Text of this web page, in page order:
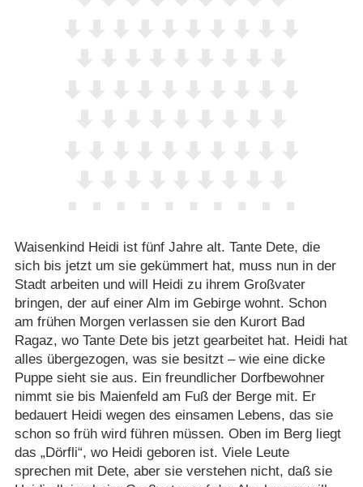
Waisenkind Heidi ist fünf Jahre alt. Tante Dete, die
sich bis jetzt um sie gekümmert hat, muss nun in der
Stadt arbeiten und will Heidi zu ihrem Großvater
bringen, der auf einer Alm im Gebirge wohnt. Schon
am frühen Morgen verlassen sie den Kurort Bad
Ragaz, wo Tante Dete bis jetzt gearbeitet hat. Heidi hat
alles übergezogen, was sie besitzt – wie eine dicke
Puppe sieht sie aus. Ein freundlicher Dorfbewohner
nimmt sie bis Maienfeld am Fuß der Berge mit. Er
bedauert Heidi wegen des einsamen Lebens, das sie
schon so früh wird führen müssen. Oben im Berg liegt
das „Dörfli“, wo Heidi geboren ist. Viele Leute
sprechen mit Dete, aber sie verstehen nicht, daß sie